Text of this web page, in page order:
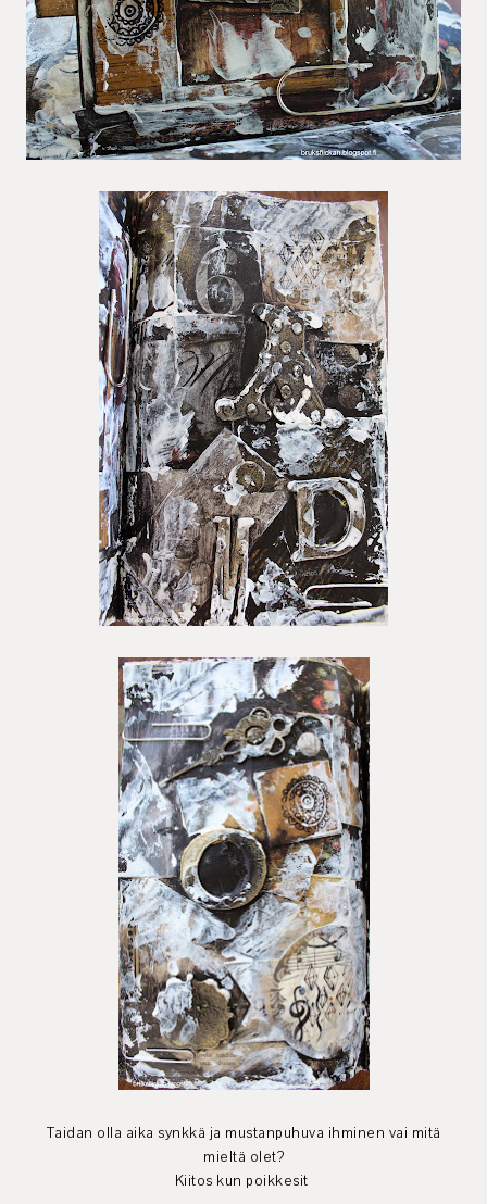
Taidan olla aika synkkä ja mustanpuhuva ihminen vai mitä
mieltä olet?
Kiitos kun poikkesit